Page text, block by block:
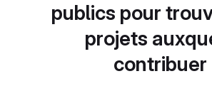
publics pour
projets
contribuer